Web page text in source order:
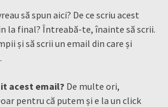
să spun aici? De ce scriu acest
la final? Întreabă-te, înainte să scrii.
și să scrii un email din care și
acest email? De multe ori,
pentru că putem și e la un click